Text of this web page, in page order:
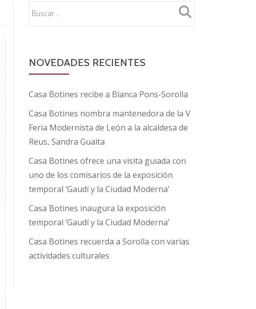
NOVEDADES RECIENTES
Casa Botines recibe a Blanca Pons-Sorolla
Casa Botines nombra mantenedora de la V
Feria Modernista de León a la alcaldesa de
Reus, Sandra Guaita
Casa Botines ofrece una visita guiada con
uno de los comisarios de la exposición
temporal ‘Gaudí y la Ciudad Moderna’
Casa Botines inaugura la exposición
temporal ‘Gaudí y la Ciudad Moderna’
Casa Botines recuerda a Sorolla con varias
actividades culturales